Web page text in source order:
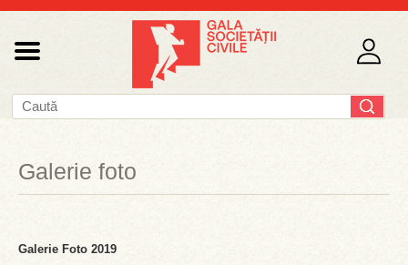
Galerie foto
Galerie Foto 2019